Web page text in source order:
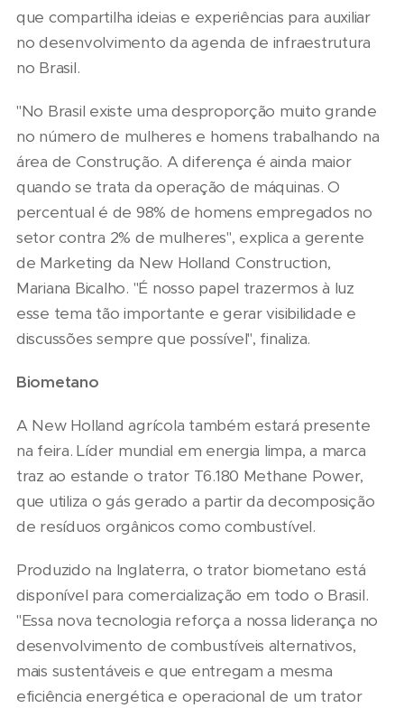
que compartilha ideias e experiências para auxiliar
no desenvolvimento da agenda de infraestrutura
no Brasil.
"No Brasil existe uma desproporção muito grande
no número de mulheres e homens trabalhando na
área de Construção. A diferença é ainda maior
quando se trata da operação de máquinas. O
percentual é de 98% de homens empregados no
setor contra 2% de mulheres", explica a gerente
de Marketing da New Holland Construction,
Mariana Bicalho. "É nosso papel trazermos à luz
esse tema tão importante e gerar visibilidade e
discussões sempre que possível", finaliza.
Biometano
A New Holland agrícola também estará presente
na feira. Líder mundial em energia limpa, a marca
traz ao estande o trator T6.180 Methane Power,
que utiliza o gás gerado a partir da decomposição
de resíduos orgânicos como combustível.
Produzido na Inglaterra, o trator biometano está
disponível para comercialização em todo o Brasil.
"Essa nova tecnologia reforça a nossa liderança no
desenvolvimento de combustíveis alternativos,
mais sustentáveis e que entregam a mesma
eficiência energética e operacional de um trator